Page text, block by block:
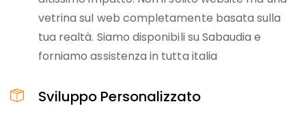
vetrina sul web completamente basata sulla
tua realtà. Siamo disponibili su Sabaudia e
forniamo assistenza in tutta italia
Sviluppo Personalizzato